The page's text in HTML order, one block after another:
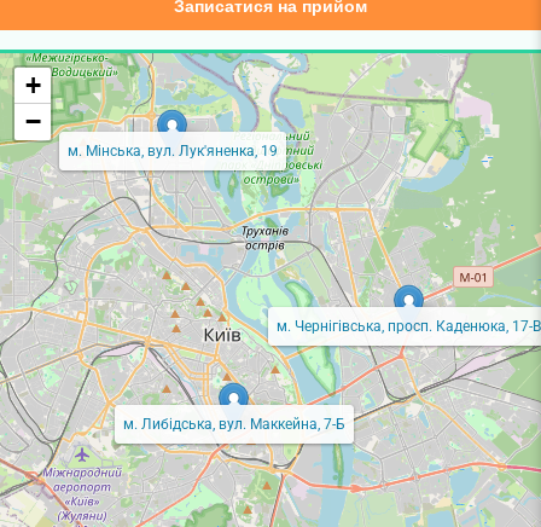
Записатися на прийом
м. Мінська, вул. Лук'яненка, 19
м. Либідська, вул. Маккейна, 7-Б
м. Чернігівська, просп. Каденюка, 17-В
+
−